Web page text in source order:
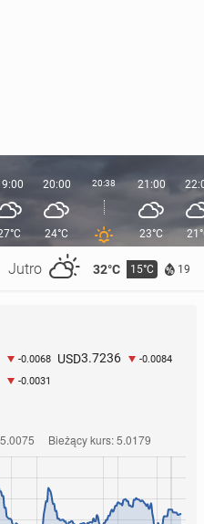
Jutro 32°C 15°C 19
20:00
24°C
20:38 21:00
23°C
-0.0068 USD3.7236 -0.0084
-0.0031